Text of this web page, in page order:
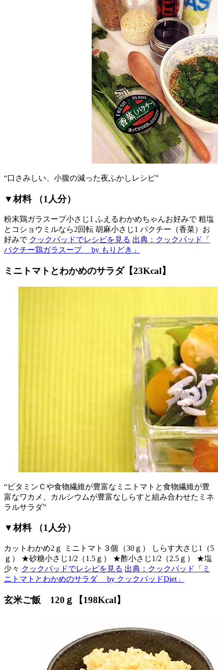
“口さみしい、小腹の減った夜ふかしレシピ”
▼材料 （1人分）
粉末鶏ガラスープ小さじ1 ふえるわかめちゃんお好みで 粗塩
とコショウミルなら2回転 胡麻小さじ1 パクチー（香菜）お
好みで クックパッドでレシピを見る 出典：クックパッド「
パクチー鶏ガラスープ by もりどき」
ミニトマトとわかめのサラダ【23Kcal】
“ビタミンＣや食物繊維が豊富なミニトマトと食物繊維が豊
富なワカメ、カルシウムが豊富なしらすと組み合わせたミネ
ラルサラダ”
▼材料 （1人分）
カットわかめ2ｇ ミニトマト３個（30ｇ） しらす大さじ1（5
ｇ） ★砂糖小さじ1/2（1.5ｇ） ★酢小さじ1/2（2.5ｇ） ★塩
少々 クックパッドでレシピを見る 出典：クックパッド「ミ
ニトマトとわかめのサラダ by クックパッドDiet」
玄米ご飯 120ｇ【198Kcal】